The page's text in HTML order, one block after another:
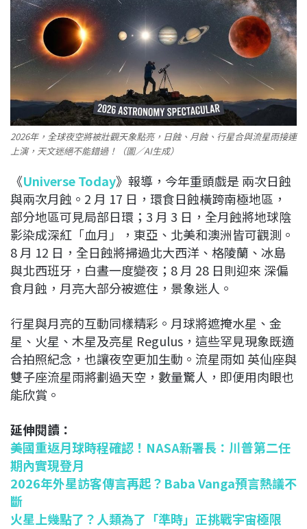
2026年，全球夜空將被壯觀天象點亮，日蝕、月蝕、行星合與流星雨接連
上演，天文迷絕不能錯過！（圖／AI生成）
《Universe Today》報導，今年重頭戲是 兩次日蝕
與兩次月蝕。2 月 17 日，環食日蝕橫跨南極地區，
部分地區可見局部日環；3 月 3 日，全月蝕將地球陰
影染成深紅「血月」，東亞、北美和澳洲皆可觀測。
8 月 12 日，全日蝕將掃過北大西洋、格陵蘭、冰島
與北西班牙，白晝一度變夜；8 月 28 日則迎來 深偏
食月蝕，月亮大部分被遮住，景象迷人。
行星與月亮的互動同樣精彩。月球將遮掩水星、金
星、火星、木星及亮星 Regulus，這些罕見現象既適
合拍照紀念，也讓夜空更加生動。流星雨如 英仙座與
雙子座流星雨將劃過天空，數量驚人，即便用肉眼也
能欣賞。
延伸閱讀：
美國重返月球時程確認！NASA新署長：川普第二任
期內實現登月
2026年外星訪客傳言再起？Baba Vanga預言熱議不
斷
火星上幾點了？人類為了「準時」正挑戰宇宙極限